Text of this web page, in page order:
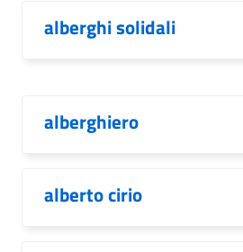
alberghi solidali
alberghiero
alberto cirio